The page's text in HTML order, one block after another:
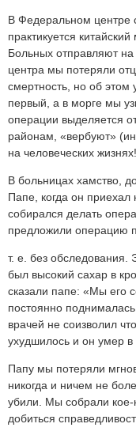
В Федеральном центре
практикуется
Больных отправляют на
центра мы потеряли
смертность, но об этом
первый, а в морге мы
операции выделяется
районам, «вербуют»
на человеческих жизнях!
В больницах хамство,
Папе, когда он
собирался делать
предложили операцию
т. е. без обследования.
был высокий сахар в
сказали папе: «Мы его
постоянно
врачей не соизволил
ухудшилось и он умер в
Папу мы потеряли
никогда и ничем не
убили. Мы собрали кое-
добиться